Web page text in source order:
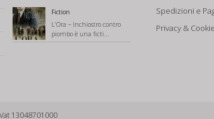
Fiction
L’Ora – Inchiostro contro
piombo è una ficti...
Spedizioni e
Privacy &
13048701000